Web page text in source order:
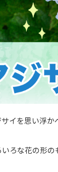
イを思い浮
ろな花の形